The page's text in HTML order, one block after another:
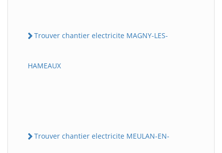
Trouver chantier electricite MAGNY-LES-
HAMEAUX
Trouver chantier electricite MEULAN-EN-